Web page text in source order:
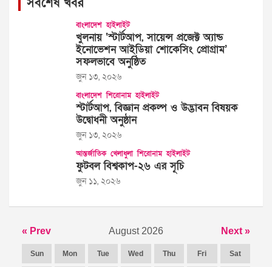
বাংলাদেশ হাইলাইট
খুলনায় ‘স্টার্টআপ, সায়েন্স প্রজেক্ট অ্যান্ড
ইনোভেশন আইডিয়া শোকেসিং প্রোগ্রাম’
সফলভাবে অনুষ্ঠিত
জুন ১৩, ২০২৬
বাংলাদেশ শিরোনাম হাইলাইট
স্টার্টআপ, বিজ্ঞান প্রকল্প ও উদ্ভাবন বিষয়ক
উদ্বোধনী অনুষ্ঠান
জুন ১৩, ২০২৬
আন্তর্জাতিক খেলাধুলা শিরোনাম হাইলাইট
ফুটবল বিশ্বকাপ-২৬ এর সূচি
জুন ১১, ২০২৬
« Prev August 2026 Next »
Sun Mon Tue Wed Thu Fri Sat